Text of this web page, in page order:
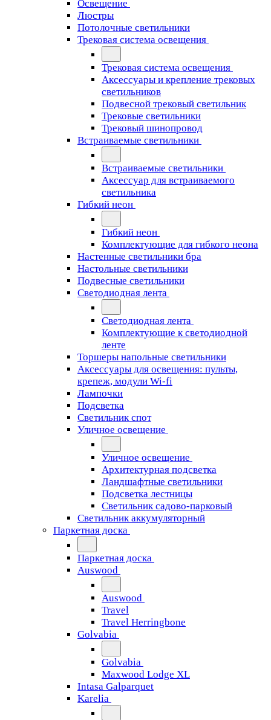
Освещение
Люстры
Потолочные светильники
Трековая система освещения
Трековая система освещения
Аксессуары и крепление трековых
светильников
Подвесной трековый светильник
Трековые светильники
Трековый шинопровод
Встраиваемые светильники
Встраиваемые светильники
Аксессуар для встраиваемого
светильника
Гибкий неон
Гибкий неон
Комплектующие для гибкого неона
Настенные светильники бра
Настольные светильники
Подвесные светильники
Светодиодная лента
Светодиодная лента
Комплектующие к светодиодной
ленте
Торшеры напольные светильники
Аксессуары для освещения: пульты,
крепеж, модули Wi-fi
Лампочки
Подсветка
Светильник спот
Уличное освещение
Уличное освещение
Архитектурная подсветка
Ландшафтные светильники
Подсветка лестницы
Светильник садово-парковый
Светильник аккумуляторный
Паркетная доска
Паркетная доска
Auswood
Auswood
Travel
Travel Herringbone
Golvabia
Golvabia
Maxwood Lodge XL
Intasa Galparquet
Karelia